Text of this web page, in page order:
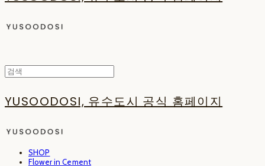
YUSOODOSI, 유수도시 공식 홈페이지
SHOP
Flower in Cement